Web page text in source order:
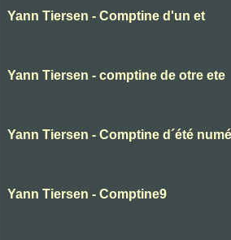
Yann Tiersen - Comptine d'un et
Yann Tiersen - comptine de otre ete
Yann Tiersen - Comptine d´été
Yann Tiersen - Comptine9